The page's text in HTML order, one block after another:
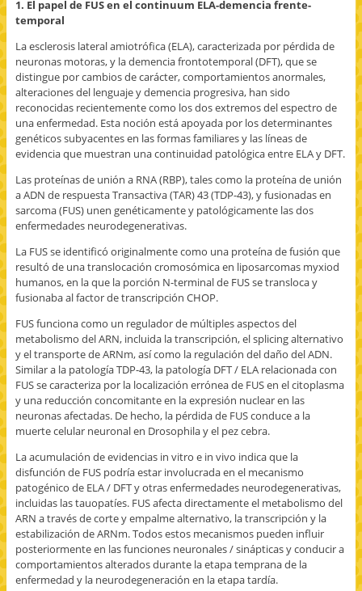
t
a
n
n
u
e
v
a
)
b
e
n
u
n
a
v
e
n
t
a
n
n
e
v
a
)
b
n
u
n
a
v
e
n
t
a
n
n
e
v
a
)
n
o
a
u
n
a
m
i
g
o
(
S
a
r
e
e
n
u
n
a
e
n
t
a
n
a
u
e
v
a
)
n
n
a
n
u
e
v
a
)
1. El papel de FUS en el continuum ELA-demencia frente-
temporal
La esclerosis lateral amiotrófica (ELA), caracterizada por pérdida de
neuronas motoras, y la demencia frontotemporal (DFT), que se
distingue por cambios de carácter, comportamientos anormales,
alteraciones del lenguaje y demencia progresiva, han sido
reconocidas recientemente como los dos extremos del espectro de
una enfermedad. Esta noción está apoyada por los determinantes
genéticos subyacentes en las formas familiares y las líneas de
evidencia que muestran una continuidad patológica entre ELA y DFT.
Las proteínas de unión a RNA (RBP), tales como la proteína de unión
a ADN de respuesta Transactiva (TAR) 43 (TDP-43), y fusionadas en
sarcoma (FUS) unen genéticamente y patológicamente las dos
enfermedades neurodegenerativas.
La FUS se identificó originalmente como una proteína de fusión que
resultó de una translocación cromosómica en liposarcomas myxiod
humanos, en la que la porción N-terminal de FUS se transloca y
fusionaba al factor de transcripción CHOP.
FUS funciona como un regulador de múltiples aspectos del
metabolismo del ARN, incluida la transcripción, el splicing alternativo
y el transporte de ARNm, así como la regulación del daño del ADN.
Similar a la patología TDP-43, la patología DFT / ELA relacionada con
FUS se caracteriza por la localización errónea de FUS en el citoplasma
y una reducción concomitante en la expresión nuclear en las
neuronas afectadas. De hecho, la pérdida de FUS conduce a la
muerte celular neuronal en Drosophila y el pez cebra.
La acumulación de evidencias in vitro e in vivo indica que la
disfunción de FUS podría estar involucrada en el mecanismo
patogénico de ELA / DFT y otras enfermedades neurodegenerativas,
incluidas las tauopatíes. FUS afecta directamente el metabolismo del
ARN a través de corte y empalme alternativo, la transcripción y la
estabilización de ARNm. Todos estos mecanismos pueden influir
posteriormente en las funciones neuronales / sinápticas y conducir a
comportamientos alterados durante la etapa temprana de la
enfermedad y la neurodegeneración en la etapa tardía.